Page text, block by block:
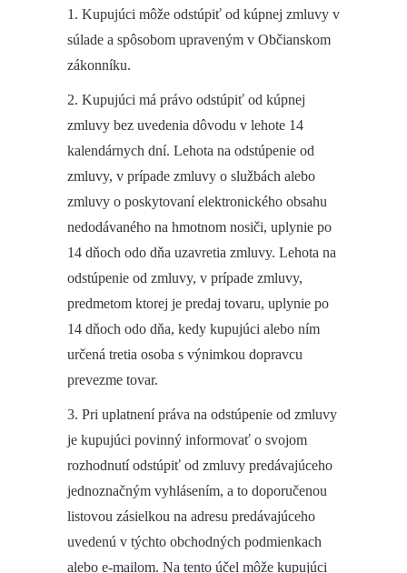
1. Kupujúci môže odstúpiť od kúpnej zmluvy v
súlade a spôsobom upraveným v Občianskom
zákonníku.
2. Kupujúci má právo odstúpiť od kúpnej
zmluvy bez uvedenia dôvodu v lehote 14
kalendárnych dní. Lehota na odstúpenie od
zmluvy, v prípade zmluvy o službách alebo
zmluvy o poskytovaní elektronického obsahu
nedodávaného na hmotnom nosiči, uplynie po
14 dňoch odo dňa uzavretia zmluvy. Lehota na
odstúpenie od zmluvy, v prípade zmluvy,
predmetom ktorej je predaj tovaru, uplynie po
14 dňoch odo dňa, kedy kupujúci alebo ním
určená tretia osoba s výnimkou dopravcu
prevezme tovar.
3. Pri uplatnení práva na odstúpenie od zmluvy
je kupujúci povinný informovať o svojom
rozhodnutí odstúpiť od zmluvy predávajúceho
jednoznačným vyhlásením, a to doporučenou
listovou zásielkou na adresu predávajúceho
uvedenú v týchto obchodných podmienkach
alebo e-mailom. Na tento účel môže kupujúci